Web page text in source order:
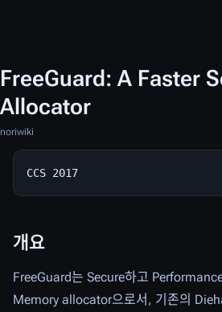
FreeGuard: A Faster
Allocator
noriwiki
개요
FreeGuard는 Secure하고
Memory allocator으로서, 기존의